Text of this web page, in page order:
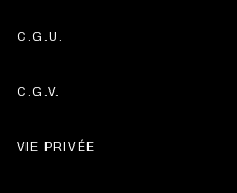
C.G.U.
C.G.V.
VIE PRIVÉE